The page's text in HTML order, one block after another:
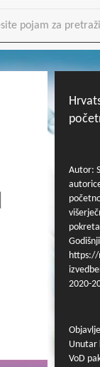
Autor:
https://
2020-
Unutar
VoD